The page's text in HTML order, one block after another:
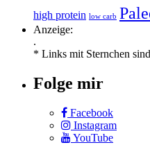
high protein low carb
Anzeige:
.
* Links mit Sternchen
Folge mir
Facebook
Instagram
YouTube